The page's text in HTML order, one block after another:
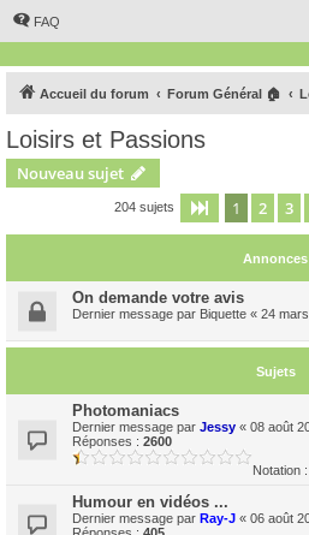
FAQ
Accueil du forum Forum Général 🏠
Loisirs et Passions
Nouveau sujet
204 sujets Page 1sur9
1 2 3
Annonces
On demande votre avis
Dernier message par Biquette « 24
Sujets
Photomaniacs
Dernier message par Jessy « 08 août
Réponses : 2600
Notation
Humour en vidéos ...
Dernier message par Ray-J « 06 août